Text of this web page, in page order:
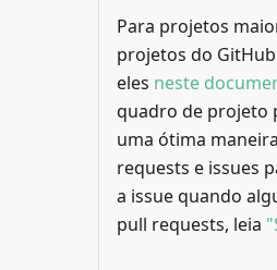
Para projetos
projetos do
eles neste
quadro de projeto
uma ótima
requests e issues
a issue quando
pull requests, leia